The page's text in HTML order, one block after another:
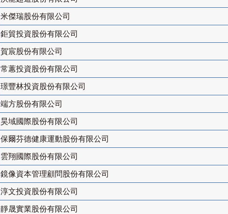
米傑瑞股份有限公司
鉅貿投資股份有限公司
賀宸股份有限公司
常蕙投資股份有限公司
璟豐林投資股份有限公司
端方股份有限公司
昊域國際股份有限公司
保爾芬德健康運動股份有限公司
雲翔國際股份有限公司
鏡像資本管理顧問股份有限公司
淳文投資股份有限公司
靜晟實業股份有限公司